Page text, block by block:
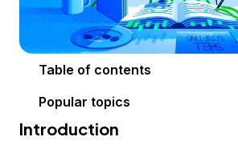
Table of contents
Popular topics
Introduction